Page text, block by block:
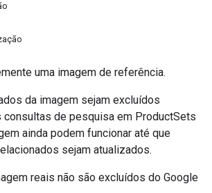
uma imagem de referência.
da imagem sejam excluídos
consultas de pesquisa em ProductSets
ainda podem funcionar até que
sejam atualizados.
reais não são excluídos do Google